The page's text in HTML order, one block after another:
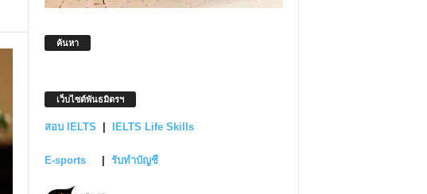
ค้นหา
เว็บไซต์พันธมิตรฯ
สอบ IELTS IELTS Life Skills
E-sports รับทำบัญชี